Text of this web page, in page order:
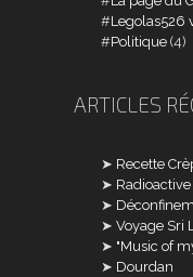
Legolas526
Politique (4)
ARTICLES
Recette
Radioactive
Voyage Sri
"Music of
Dourdan